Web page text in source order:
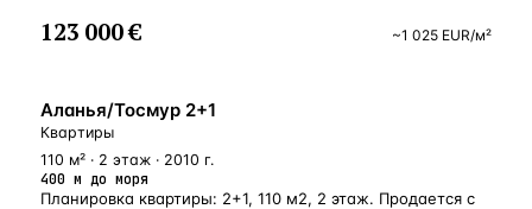
123 000 € ~1 025 EUR/м²
У МОРЯ
Аланья/Тосмур 2+1
Квартиры
110 м² · 2 этаж · 2010 г.
400 м до моря
Планировка квартиры: 2+1, 110 м2, 2 этаж. Продается с